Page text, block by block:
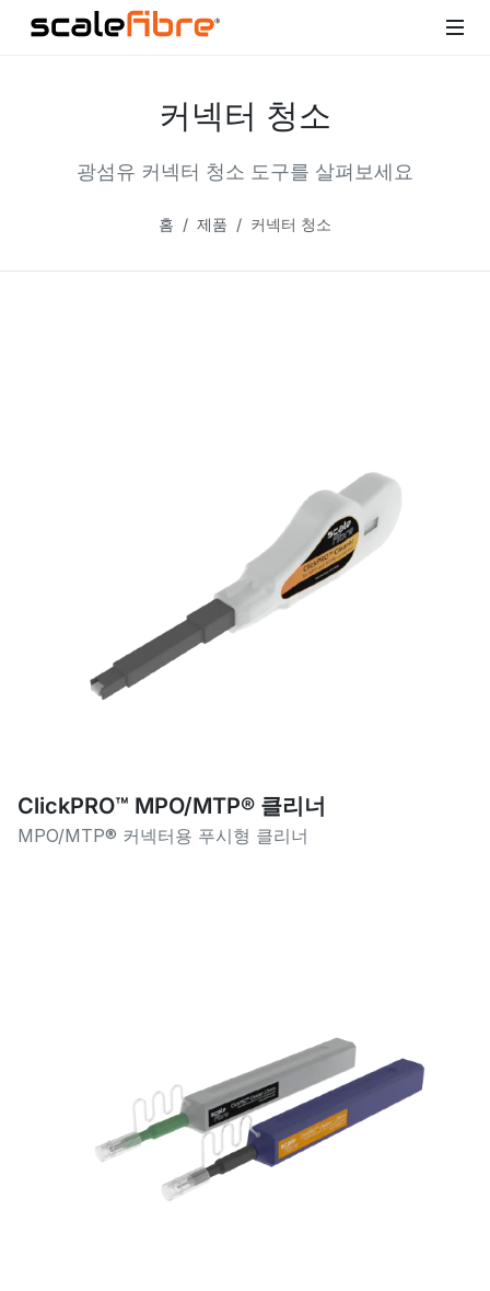
커넥터 청소
광섬유 커넥터 청소 도구를 살펴보세요
홈 제품 커넥터 청소
ClickPRO™ MPO/MTP® 클리너
MPO/MTP® 커넥터용 푸시형 클리너